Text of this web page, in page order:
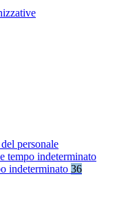
personale
tempo indeterminato
indeterminato 36